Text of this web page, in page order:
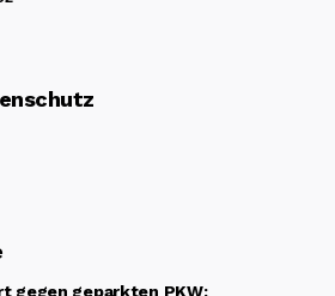
gegen geparkten PKW: